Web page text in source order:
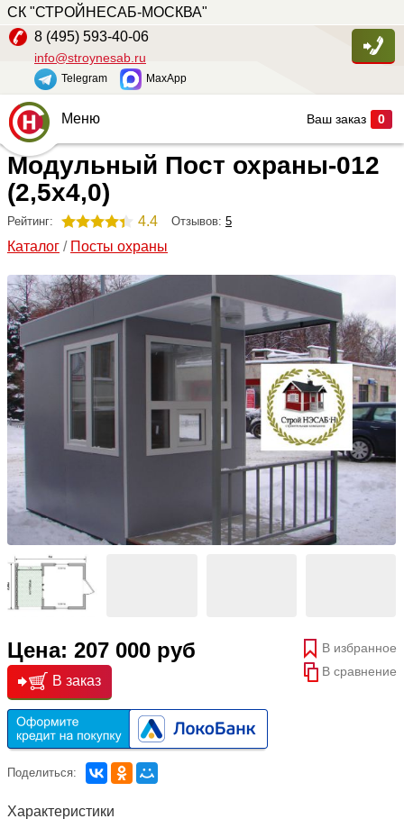
СК "СТРОЙНЕСАБ-МОСКВА"
8 (495) 593-40-06
info@stroynesab.ru
Telegram MaxApp
Ваш заказ 0
Главная
Каталог
Услуги
Наши работы
Сопутствующие товары
О компании
Контакты
Меню
Модульный Пост охраны-012
(2,5х4,0)
Рейтинг: 4.4 Отзывов: 5
Каталог / Посты охраны
Цена: 207 000 руб
В избранное
В сравнение
В заказ
Поделиться:
Характеристики